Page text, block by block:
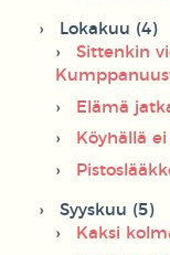
Lokakuu (4)
Sittenkin
Elämä
Köyhällä
Syyskuu (5)
Kaksi